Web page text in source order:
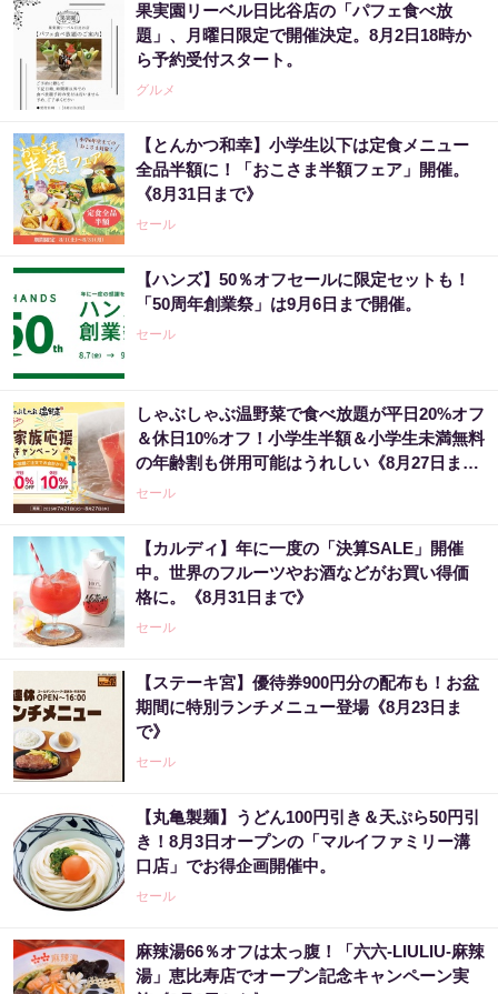
果実園リーベル日比谷店の「パフェ食べ放
題」、月曜日限定で開催決定。8月2日18時か
ら予約受付スタート。
グルメ
【とんかつ和幸】小学生以下は定食メニュー
全品半額に！「おこさま半額フェア」開催。
《8月31日まで》
セール
【ハンズ】50％オフセールに限定セットも！
「50周年創業祭」は9月6日まで開催。
セール
しゃぶしゃぶ温野菜で食べ放題が平日20%オフ
＆休日10%オフ！小学生半額＆小学生未満無料
の年齢割も併用可能はうれしい《8月27日ま
で》
セール
【カルディ】年に一度の「決算SALE」開催
中。世界のフルーツやお酒などがお買い得価
格に。《8月31日まで》
セール
【ステーキ宮】優待券900円分の配布も！お盆
期間に特別ランチメニュー登場《8月23日ま
で》
セール
【丸亀製麺】うどん100円引き＆天ぷら50円引
き！8月3日オープンの「マルイファミリー溝
口店」でお得企画開催中。
セール
麻辣湯66％オフは太っ腹！「六六-LIULIU-麻辣
湯」恵比寿店でオープン記念キャンペーン実